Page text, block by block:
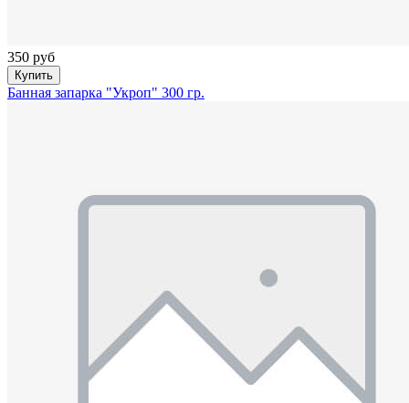
350 руб
Купить
Банная запарка "Укроп" 300 гр.